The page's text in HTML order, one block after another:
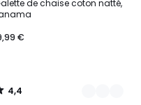
de chaise coton natté,
€
5
4,4